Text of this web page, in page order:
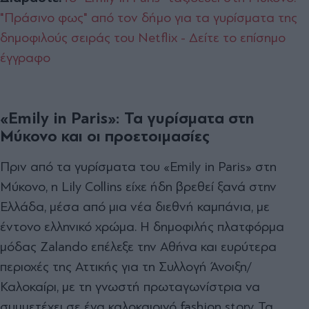
"Πράσινο φως" από τον δήμο για τα γυρίσματα της
δημοφιλούς σειράς του Netflix - Δείτε το επίσημο
έγγραφο
«Emily in Paris»: Τα γυρίσματα στη
Μύκονο και οι προετοιμασίες
Πριν από τα γυρίσµατα του «Emily in Paris» στη
Μύκονο, η Lily Collins είχε ήδη βρεθεί ξανά στην
Ελλάδα, µέσα από µια νέα διεθνή καµπάνια, µε
έντονο ελληνικό χρώµα. Η δηµοφιλής πλατφόρµα
µόδας Zalando επέλεξε την Αθήνα και ευρύτερα
περιοχές της Αττικής για τη Συλλογή Άνοιξη/
Καλοκαίρι, µε τη γνωστή πρωταγωνίστρια να